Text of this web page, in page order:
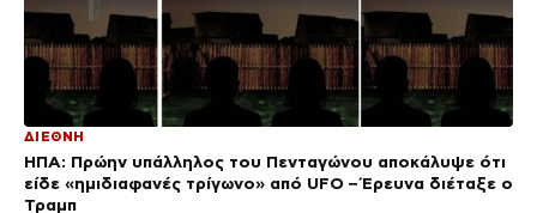
ΔΙΕΘΝΗ
ΗΠΑ: Πρώην υπάλληλος του Πενταγώνου αποκάλυψε ότι
είδε «ημιδιαφανές τρίγωνο» από UFO – Έρευνα διέταξε ο
Τραμπ